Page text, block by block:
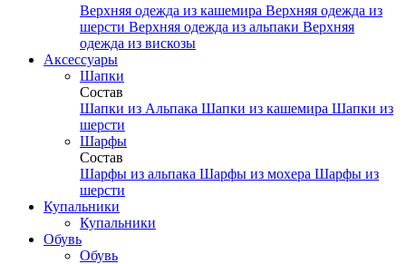
Верхняя одежда из кашемира Верхняя одежда из
шерсти Верхняя одежда из альпаки Верхняя
одежда из вискозы
Аксесcуары
Шапки
Состав
Шапки из Альпака Шапки из кашемира Шапки из
шерсти
Шарфы
Состав
Шарфы из альпака Шарфы из мохера Шарфы из
шерсти
Купальники
Купальники
Обувь
Обувь